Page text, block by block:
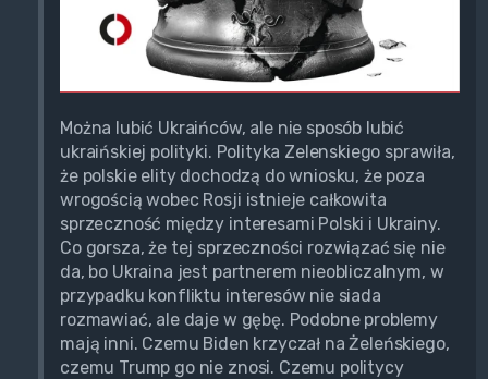
Można lubić Ukraińców, ale nie sposób lubić
ukraińskiej polityki. Polityka Zelenskiego sprawiła,
że polskie elity dochodzą do wniosku, że poza
wrogością wobec Rosji istnieje całkowita
sprzeczność między interesami Polski i Ukrainy.
Co gorsza, że tej sprzeczności rozwiązać się nie
da, bo Ukraina jest partnerem nieobliczalnym, w
przypadku konfliktu interesów nie siada
rozmawiać, ale daje w gębę. Podobne problemy
mają inni. Czemu Biden krzyczał na Żeleńskiego,
czemu Trump go nie znosi. Czemu politycy